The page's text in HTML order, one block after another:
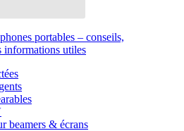
portables – conseils,
informations utiles
beamers & écrans